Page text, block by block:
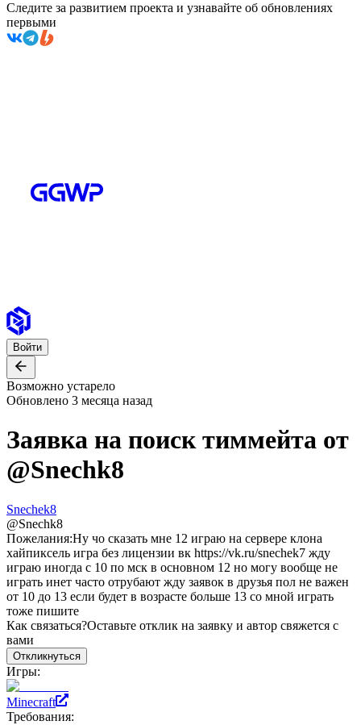
Следите за развитием проекта и узнавайте об обновлениях
первыми
Войти
Возможно устарело
Обновлено 3 месяца назад
Заявка на поиск тиммейта от
@Snechk8
Snechek8
@Snechk8
Пожелания:Ну чо сказать мне 12 играю на сервере клона
хайпиксель игра без лицензии вк https://vk.ru/snechek7 жду
играю иногда с 10 по мск в основном 12 но могу вообще не
играть инет часто отрубают жду заявок в друзья пол не важен
от 10 до 13 если будет в возрасте больше 13 со мной играть
тоже пишите
Как связаться?Оставьте отклик на заявку и автор свяжется с
вами
Откликнуться
Игры:
Minecraft
Требования: